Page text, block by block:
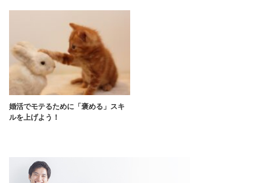
婚活でモテるために「褒める」スキ
ルを上げよう！